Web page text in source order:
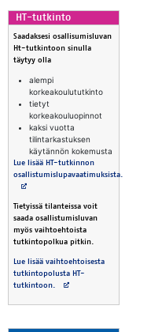
HT-tut­kin­to
Saadaksesi osallisumisluvan
Ht-tutkintoon sinulla
täytyy olla
alempi
korkeakoulututkinto
tietyt
korkeakouluopinnot
kaksi vuotta
tilintarkastuksen
käytännön kokemusta
Lue lisää HT-tutkinnon
osallistumislupavaatimuksista.
Avautuu uuteen välilehteen
Tietyissä tilanteissa voit
saada osallistumisluvan
myös vaihtoehtoista
tutkintopolkua pitkin.
Lue lisää vaihtoehtoisesta
tutkintopolusta HT-
tutkintoon.
Avautuu uuteen välilehteen